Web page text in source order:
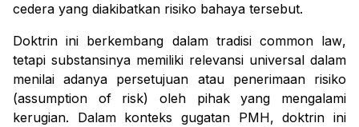
cedera yang diakibatkan risiko bahaya tersebut.
Doktrin ini berkembang dalam tradisi common law,
tetapi substansinya memiliki relevansi universal dalam
menilai adanya persetujuan atau penerimaan risiko
(assumption of risk) oleh pihak yang mengalami
kerugian. Dalam konteks gugatan PMH, doktrin ini